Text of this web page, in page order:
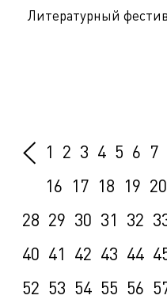
Литературный
1 2 3 4 5 6 7
16 17 18 19 20
28 29 30 31 32
40 41 42 43 44
52 53 54 55 56